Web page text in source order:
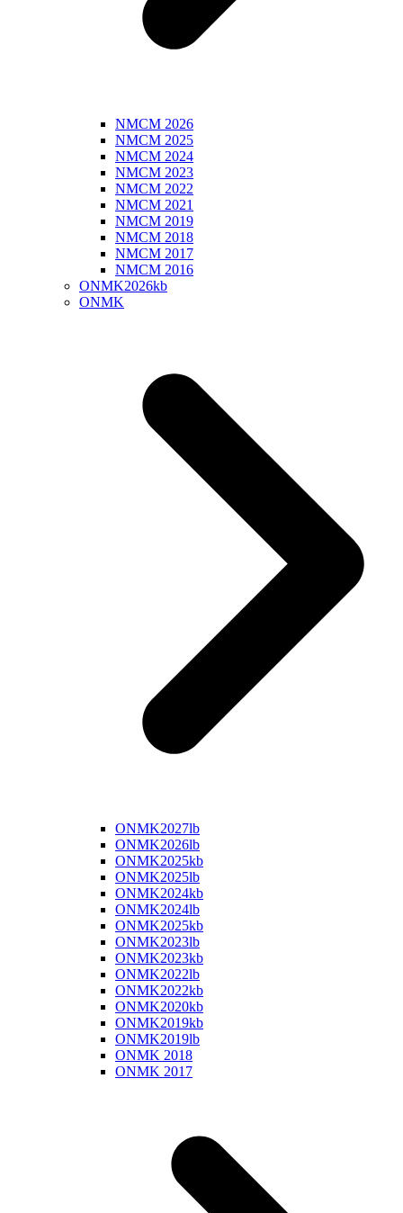
NMCM 2026
NMCM 2025
NMCM 2024
NMCM 2023
NMCM 2022
NMCM 2021
NMCM 2019
NMCM 2018
NMCM 2017
NMCM 2016
ONMK2026kb
ONMK
ONMK2027lb
ONMK2026lb
ONMK2025kb
ONMK2025lb
ONMK2024kb
ONMK2024lb
ONMK2025kb
ONMK2023lb
ONMK2023kb
ONMK2022lb
ONMK2022kb
ONMK2020kb
ONMK2019kb
ONMK2019lb
ONMK 2018
ONMK 2017